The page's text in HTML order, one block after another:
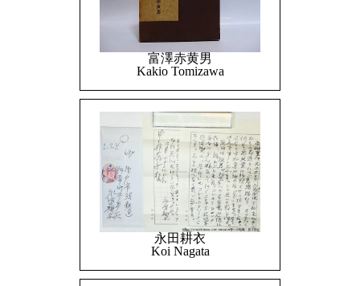
富澤赤黄男
Kakio Tomizawa
永田耕衣
Koi Nagata